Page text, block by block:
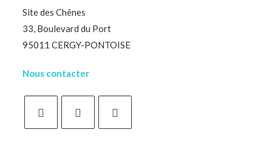
Site des Chênes
33, Boulevard du Port
95011 CERGY-PONTOISE
Nous contacter